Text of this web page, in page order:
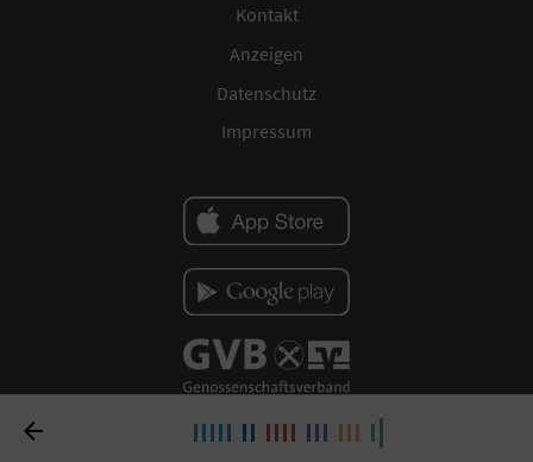

Kontakt
Anzeigen
Datenschutz
Impressum